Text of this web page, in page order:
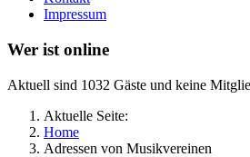
Impressum
Wer ist online
Aktuell sind 1032 Gäste und keine
Aktuelle Seite:
Home
Adressen von Musikvereinen